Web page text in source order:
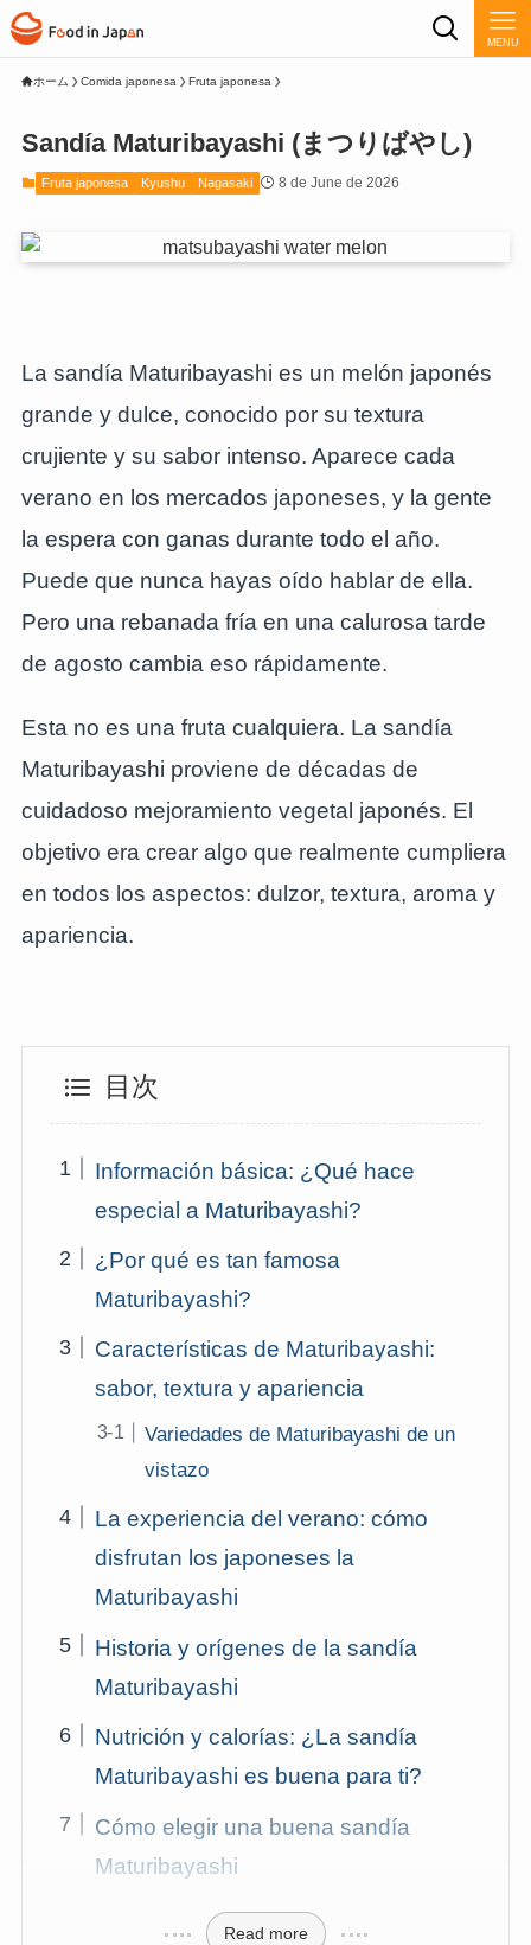
MENU
ホーム Comida japonesa Fruta japonesa
Sandía Maturibayashi (まつりばやし)
Fruta japonesa Kyushu Nagasaki 8 de June de 2026
La sandía Maturibayashi es un melón japonés
grande y dulce, conocido por su textura
crujiente y su sabor intenso. Aparece cada
verano en los mercados japoneses, y la gente
la espera con ganas durante todo el año.
Puede que nunca hayas oído hablar de ella.
Pero una rebanada fría en una calurosa tarde
de agosto cambia eso rápidamente.
Esta no es una fruta cualquiera. La sandía
Maturibayashi proviene de décadas de
cuidadoso mejoramiento vegetal japonés. El
objetivo era crear algo que realmente cumpliera
en todos los aspectos: dulzor, textura, aroma y
apariencia.
目次
Información básica: ¿Qué hace
especial a Maturibayashi?
¿Por qué es tan famosa
Maturibayashi?
Características de Maturibayashi:
sabor, textura y apariencia
Variedades de Maturibayashi de un
vistazo
La experiencia del verano: cómo
disfrutan los japoneses la
Maturibayashi
Historia y orígenes de la sandía
Maturibayashi
Nutrición y calorías: ¿La sandía
Maturibayashi es buena para ti?
Cómo elegir una buena sandía
Maturibayashi
Read more